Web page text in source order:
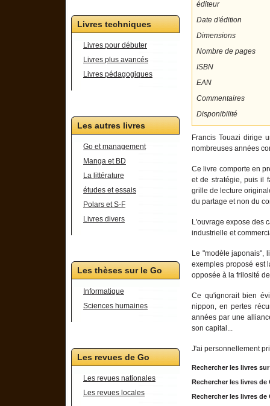
Livres techniques
Livres pour débuter
Livres plus avancés
Livres pédagogiques
Les autres livres
Go et management
Manga et BD
La littérature
études et essais
Polars et S-F
Livres divers
Les thèses sur le Go
Informatique
Sciences humaines
Les revues de Go
Les revues nationales
Les revues locales
éditeur
Date d'édition
Dimensions
Nombre de pages
ISBN
EAN
Commentaires
Disponibilité
Francis Touazi dirige
nombreuses années
Ce livre comporte en
et de stratégie, puis il
grille de lecture
du partage et non du
L'ouvrage expose des
industrielle et
Le "modèle japonais",
exemples proposé est
opposée à la frilosité
Ce qu'ignorait bien
nippon, en pertes
années par une
son capital...
J'ai personnellement
Rechercher les livres
Rechercher les livres
Rechercher les livres